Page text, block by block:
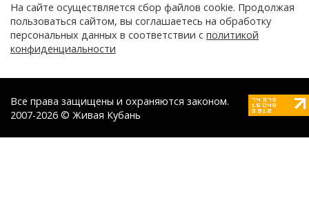
На сайте осуществляется сбор файлов cookie. Продолжая
пользоваться сайтом, вы соглашаетесь на обработку
персональных данных в соответствии с политикой
конфиденциальности
Все права защищены и охраняются законом.
2007-2026 © Живая Кубань